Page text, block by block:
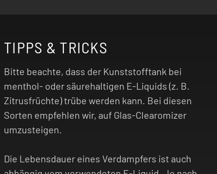
TIPPS & TRICKS
Bitte beachte, dass der Kunststofftank bei
menthol- oder säurehaltigen E-Liquids (z. B.
Zitrusfrüchte) trübe werden kann. Bei diesen
Sorten empfehlen wir, auf Glas-Clearomizer
umzusteigen.
Die Lebensdauer eines Verdampfers ist auch